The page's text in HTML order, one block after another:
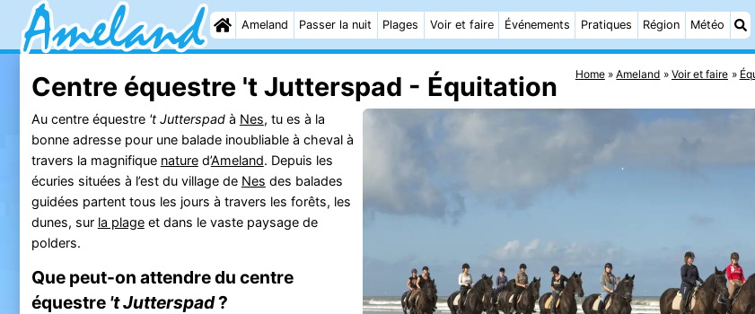
Ameland Passer la nuit Plages Voir et faire Événements Pratiques Région Météo
Home Ameland Voir et faire
Centre équestre 't Jutterspad - Équitation
Au centre équestre 't Jutterspadà Nes, tu es à la
bonne adresse pour une balade inoubliable à cheval à
travers la magnifique natured’Ameland. Depuis les
écuries situées à l’est du village de Nes des balades
guidées partent tous les jours à travers les forêts, les
dunes, sur la plageet dans le vaste paysage de
polders.
Que peut-on attendre du centre
équestre 't Jutterspad?